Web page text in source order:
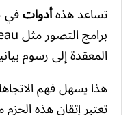
تساعد هذهأدواتفي
المعقدة إلى رسوم
هذا يسهل فهم
تعتبر إتقان هذه